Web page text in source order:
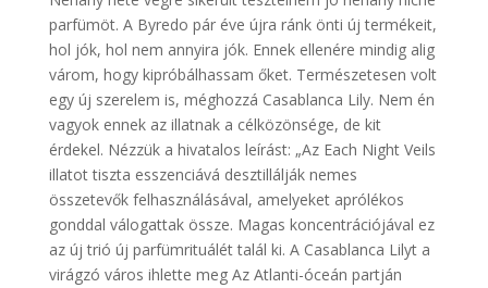
parfümöt. A Byredo pár éve újra ránk önti új termékeit,
hol jók, hol nem annyira jók. Ennek ellenére mindig alig
várom, hogy kipróbálhassam őket. Természetesen volt
egy új szerelem is, méghozzá Casablanca Lily. Nem én
vagyok ennek az illatnak a célközönsége, de kit
érdekel. Nézzük a hivatalos leírást: „Az Each Night Veils
illatot tiszta esszenciává desztillálják nemes
összetevők felhasználásával, amelyeket aprólékos
gonddal válogattak össze. Magas koncentrációjával ez
az új trió új parfümrituálét talál ki. A Casablanca Lilyt a
virágzó város ihlette meg Az Atlanti-óceán partján